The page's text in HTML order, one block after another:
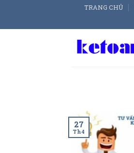
content
TRANG CHỦ
27
Th4